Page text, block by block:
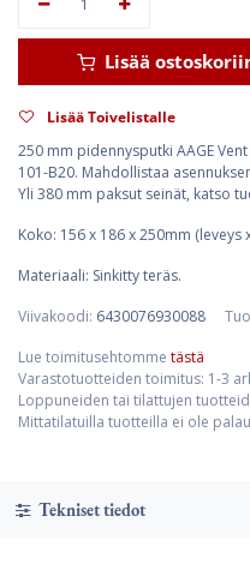
Lisää
Lisää Toivelistalle
250 mm pidennysputki AAGE
101-B20. Mahdollistaa
Yli 380 mm paksut seinät, katso
Koko: 156 x 186 x 250mm (leveys
Materiaali: Sinkitty teräs.
Viivakoodi: 6430076930088
Lue toimitusehtomme tästä
Varastotuotteiden toimitus: 1-3
Loppuneiden tai tilattujen
Mittatilatuilla tuotteilla ei ole
Tekniset tiedot